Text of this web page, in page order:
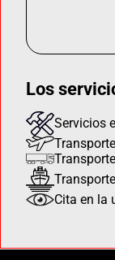
Los
Servicios
Cita en la